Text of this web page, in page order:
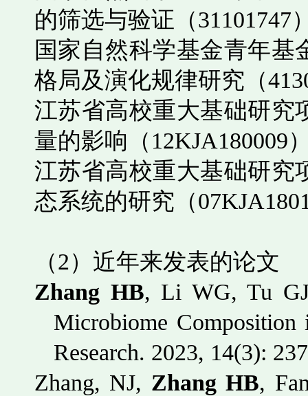
的筛选与验证（31101747
国家自然科学基金青年
格局及演化规律研究（
江苏省高校重大基础研究
量的影响（ 12KJA180009
江苏省高校重大基础研究
态系统的研究（
（2）近年来发表的论文
Zhang HB, Li WG, Tu
Microbiome
Research. 2023, 14(3):
Zhang, NJ, Zhang HB,